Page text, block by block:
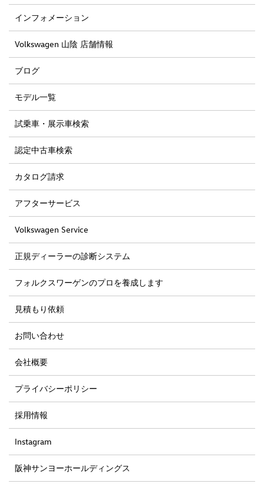
インフォメーション
Volkswagen 山陰 店舗情報
ブログ
モデル一覧
試乗車・展示車検索
認定中古車検索
カタログ請求
アフターサービス
Volkswagen Service
正規ディーラーの診断システム
フォルクスワーゲンのプロを養成します
見積もり依頼
お問い合わせ
会社概要
プライバシーポリシー
採用情報
Instagram
阪神サンヨーホールディングス